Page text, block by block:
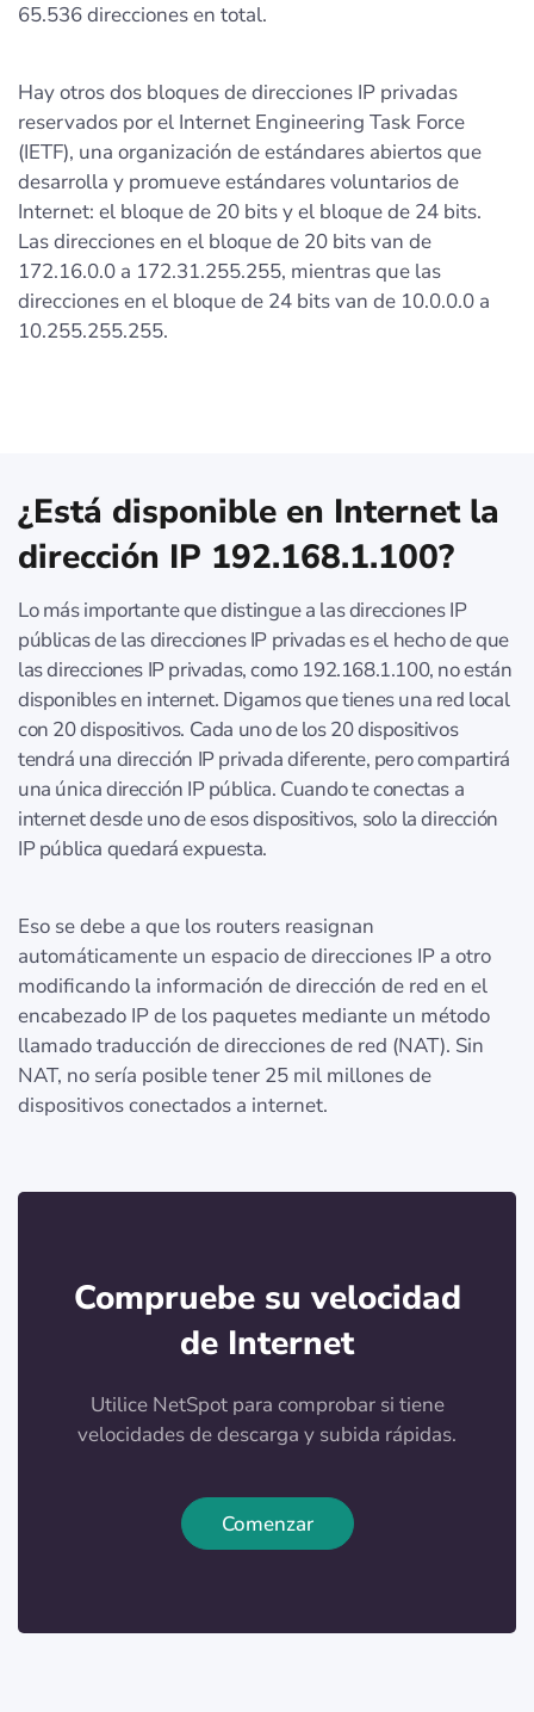
65.536 direcciones en total.
Hay otros dos bloques de direcciones IP privadas
reservados por el Internet Engineering Task Force
(IETF), una organización de estándares abiertos que
desarrolla y promueve estándares voluntarios de
Internet: el bloque de 20 bits y el bloque de 24 bits.
Las direcciones en el bloque de 20 bits van de
172.16.0.0 a 172.31.255.255, mientras que las
direcciones en el bloque de 24 bits van de 10.0.0.0 a
10.255.255.255.
¿Está disponible en Internet la
dirección IP 192.168.1.100?
Lo más importante que distingue a las direcciones IP
públicas de las direcciones IP privadas es el hecho de que
las direcciones IP privadas, como 192.168.1.100, no están
disponibles en internet. Digamos que tienes una red local
con 20 dispositivos. Cada uno de los 20 dispositivos
tendrá una dirección IP privada diferente, pero compartirá
una única dirección IP pública. Cuando te conectas a
internet desde uno de esos dispositivos, solo la dirección
IP pública quedará expuesta.
Eso se debe a que los routers reasignan
automáticamente un espacio de direcciones IP a otro
modificando la información de dirección de red en el
encabezado IP de los paquetes mediante un método
llamado traducción de direcciones de red (NAT). Sin
NAT, no sería posible tener 25 mil millones de
dispositivos conectados a internet.
Compruebe su velocidad
de Internet
Utilice NetSpot para comprobar si tiene
velocidades de descarga y subida rápidas.
Comenzar